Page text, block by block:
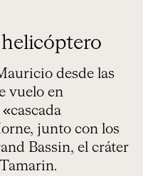
desde las
vuelo en
junto con los
Bassin, el cráter